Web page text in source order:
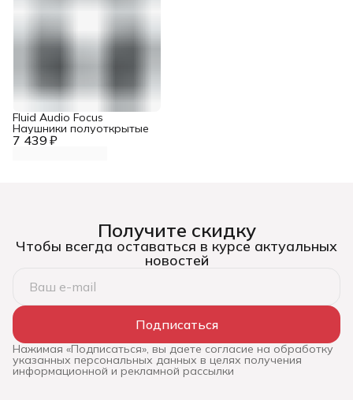
7 439 ₽
Fluid Audio Focus
Наушники полуоткрытые
Получите скидку
Чтобы всегда оставаться в курсе актуальных
новостей
Подписаться
Нажимая «Подписаться», вы даете согласие на обработку
указанных персональных данных в целях получения
информационной и рекламной рассылки